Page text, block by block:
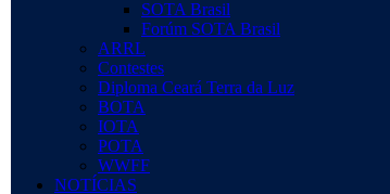
SOTA Brasil
Forúm SOTA Brasil
ARRL
Contestes
Diploma Ceará Terra da Luz
BOTA
IOTA
POTA
WWFF
NOTÍCIAS